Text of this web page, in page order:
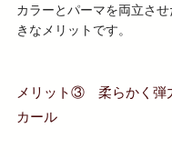
カラーとパーマを両立さ
きなメリットです。
メリット③　柔らかく弾
カール